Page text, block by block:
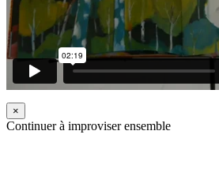
×
Continuer à improviser ensemble